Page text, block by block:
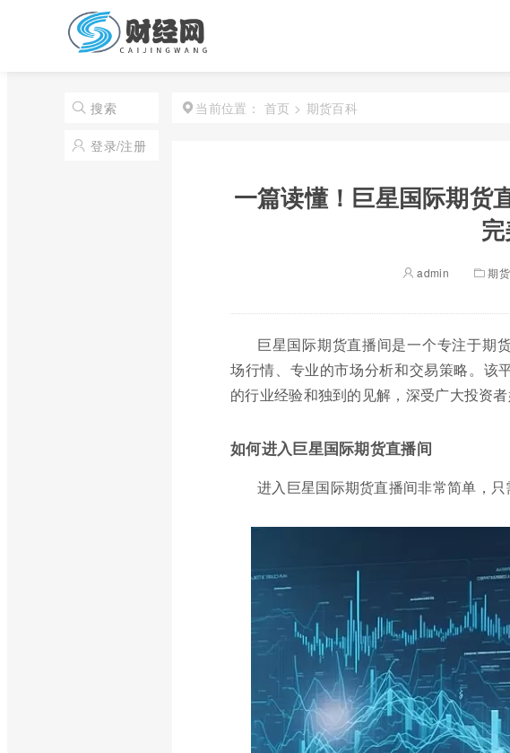
搜索
登录/注册
当前位置： 首页 > 期货百科
一篇读懂！巨星国际期货
admin 期
巨星国际期货直播间是一个专注于期
场行情、专业的市场分析和交易策略。该
的行业经验和独到的见解，深受广大投资者
如何进入巨星国际期货直播间
进入巨星国际期货直播间非常简单，只